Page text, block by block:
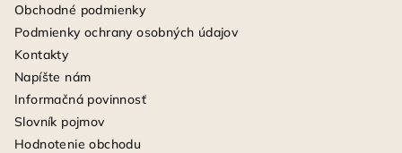
Obchodné podmienky
Podmienky ochrany osobných údajov
Kontakty
Napíšte nám
Informačná povinnosť
Slovník pojmov
Hodnotenie obchodu